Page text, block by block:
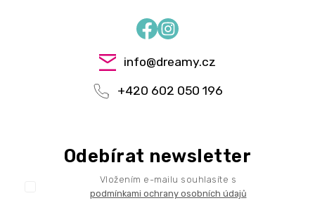
FacebookInstagram
info@dreamy.cz
+420 602 050 196
Odebírat newsletter
Vložením e-mailu souhlasíte s
podmínkami ochrany osobních údajů